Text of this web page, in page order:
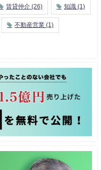
賃貸仲介 (26) 知識 (1)
不動産営業 (1)